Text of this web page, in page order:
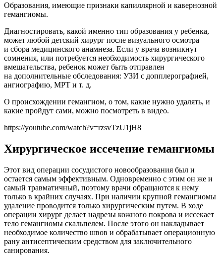
Образования, имеющие признаки капиллярной и кавернозной
гемангиомы.
Диагностировать, какой именно тип образования у ребенка,
может любой детский хирург после визуального осмотра
и сбора медицинского анамнеза. Если у врача возникнут
сомнения, или потребуется необходимость хирургического
вмешательства, ребенок может быть отправлен
на дополнительные обследования: УЗИ с допплерографией,
ангиографию, МРТ и т. д.
О происхождении гемангиом, о том, какие нужно удалять, и
какие пройдут сами, можно посмотреть в видео.
https://youtube.com/watch?v=rzsvTzU1jH8
Хирургическое иссечение гемангиомы
Этот вид операции сосудистого новообразования был и
остается самым эффективным. Одновременно с этим он же и
самый травматичный, поэтому врачи обращаются к нему
только в крайних случаях. При наличии крупной гемангиомы
удаление проводится только хирургическим путем. В ходе
операции хирург делает надрезы кожного покрова и иссекает
тело гемангиомы скальпелем. После этого он накладывает
необходимое количество швов и обрабатывает операционную
рану антисептическим средством для заключительного
санирования.